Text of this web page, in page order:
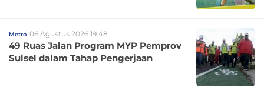
Metro 06 Agustus 2026 19:48
49 Ruas Jalan Program MYP Pemprov
Sulsel dalam Tahap Pengerjaan